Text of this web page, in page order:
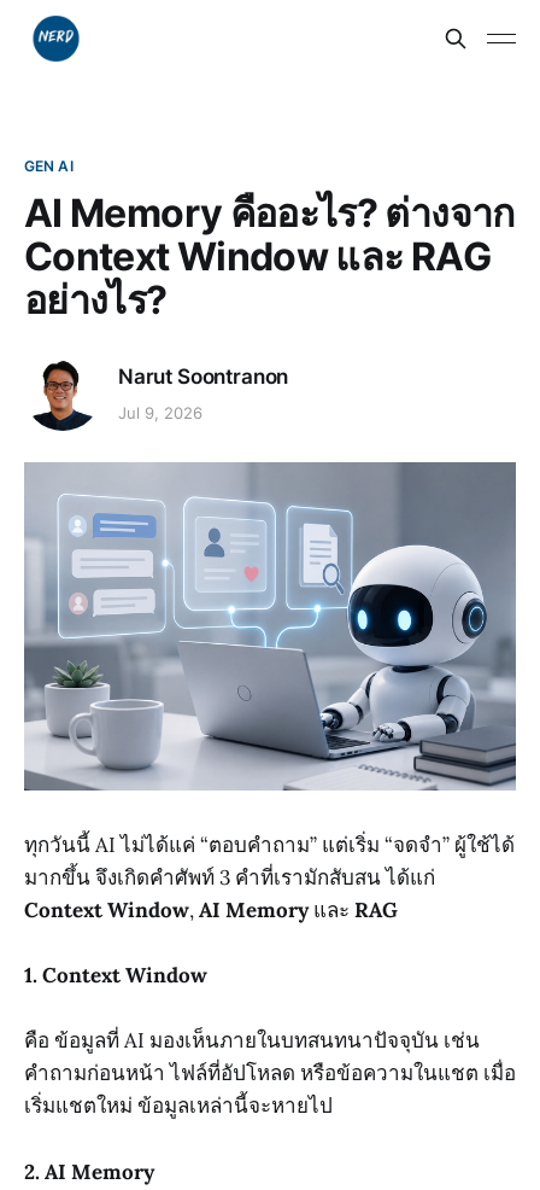
GEN AI
AI Memory คืออะไร? ต่างจาก
Context Window และ RAG
อย่างไร?
Narut Soontranon
Jul 9, 2026
ทุกวันนี้ AI ไม่ได้แค่ “ตอบคำถาม” แต่เริ่ม “จดจำ” ผู้ใช้ได้
มากขึ้น จึงเกิดคำศัพท์ 3 คำที่เรามักสับสน ได้แก่
Context Window,AI Memoryและ RAG
1. Context Window
คือ ข้อมูลที่ AI มองเห็นภายในบทสนทนาปัจจุบัน เช่น
คำถามก่อนหน้า ไฟล์ที่อัปโหลด หรือข้อความในแชต เมื่อ
เริ่มแชตใหม่ ข้อมูลเหล่านี้จะหายไป
2. AI Memory